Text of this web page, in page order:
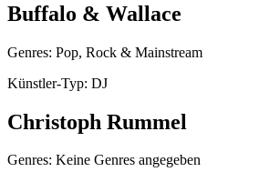
Buffalo & Wallace
Genres: Pop, Rock & Mainstream
Künstler-Typ: DJ
Christoph Rummel
Genres: Keine Genres angegeben